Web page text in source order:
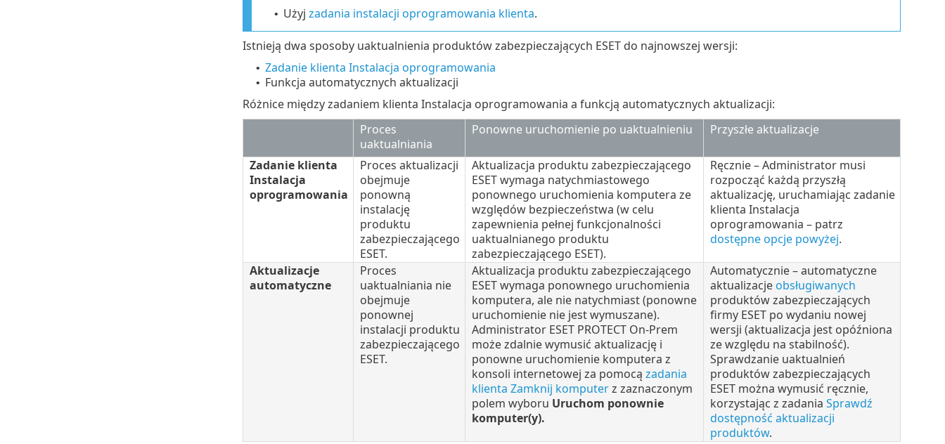
• Użyj zadania instalacji oprogramowania klienta.
Istnieją dwa sposoby uaktualnienia produktów zabezpieczających ESET do najnowszej wersji:
• Zadanie klienta Instalacja oprogramowania
• Funkcja automatycznych aktualizacji
Różnice między zadaniem klienta Instalacja oprogramowania a funkcją automatycznych aktualizacji:
Proces
uaktualniania
Ponowne uruchomienie po uaktualnieniu Przyszłe aktualizacje
Zadanie klienta
Instalacja
oprogramowania
Proces aktualizacji
obejmuje
ponowną
instalację
produktu
zabezpieczającego
ESET.
Aktualizacja produktu zabezpieczającego
ESET wymaga natychmiastowego
ponownego uruchomienia komputera ze
względów bezpieczeństwa (w celu
zapewnienia pełnej funkcjonalności
uaktualnianego produktu
zabezpieczającego ESET).
Ręcznie – Administrator musi
rozpocząć każdą przyszłą
aktualizację, uruchamiając zadanie
klienta Instalacja
oprogramowania – patrz
dostępne opcje powyżej.
Aktualizacje
automatyczne
Proces
uaktualniania nie
obejmuje
ponownej
instalacji produktu
zabezpieczającego
ESET.
Aktualizacja produktu zabezpieczającego
ESET wymaga ponownego uruchomienia
komputera, ale nie natychmiast (ponowne
uruchomienie nie jest wymuszane).
Administrator ESET PROTECT On-Prem
może zdalnie wymusić aktualizację i
ponowne uruchomienie komputera z
konsoli internetowej za pomocą zadania
klienta Zamknij komputerz zaznaczonym
polem wyboru Uruchom ponownie
komputer(y).
Automatycznie – automatyczne
aktualizacje obsługiwanych
produktów zabezpieczających
firmy ESET po wydaniu nowej
wersji (aktualizacja jest opóźniona
ze względu na stabilność).
Sprawdzanie uaktualnień
produktów zabezpieczających
ESET można wymusić ręcznie,
korzystając z zadania Sprawdź
dostępność aktualizacji
produktów.